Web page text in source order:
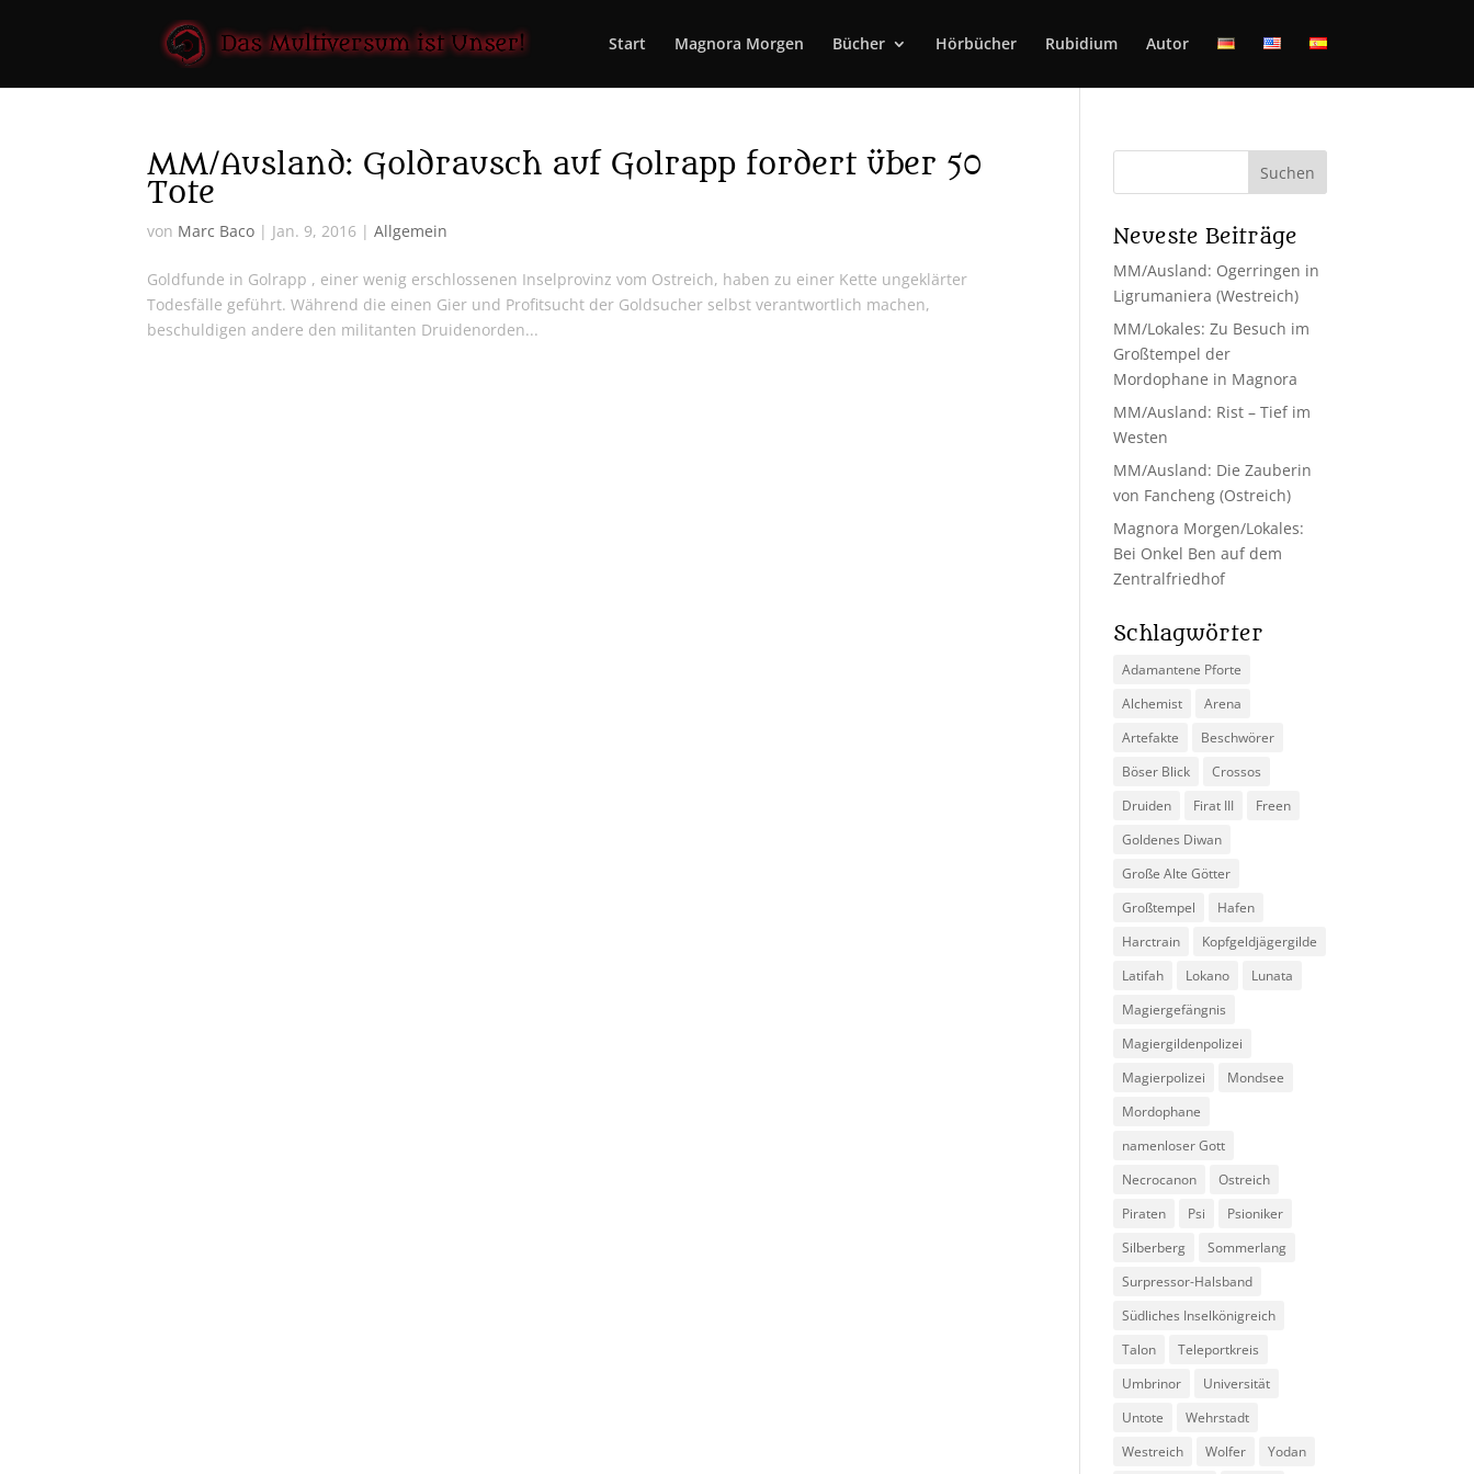
Start Magnora Morgen Bücher Hörbücher Rubidium Autor
MM/Ausland: Goldrausch auf Golrapp fordert über 50
Tote
von Marc Baco | Jan. 9, 2016 |Allgemein
Goldfunde in Golrapp , einer wenig erschlossenen Inselprovinz vom Ostreich, haben zu einer Kette ungeklärter
Todesfälle geführt. Während die einen Gier und Profitsucht der Goldsucher selbst verantwortlich machen,
beschuldigen andere den militanten Druidenorden...
Neueste Beiträge
MM/Ausland: Ogerringen in
Ligrumaniera (Westreich)
MM/Lokales: Zu Besuch im
Großtempel der
Mordophane in Magnora
MM/Ausland: Rist – Tief im
Westen
MM/Ausland: Die Zauberin
von Fancheng (Ostreich)
Magnora Morgen/Lokales:
Bei Onkel Ben auf dem
Zentralfriedhof
Schlagwörter
Adamantene Pforte
Alchemist
Arena
Artefakte
Beschwörer
Böser Blick
Crossos
Druiden
Firat III
Freen
Goldenes Diwan
Große Alte Götter
Großtempel
Hafen
Harctrain
Kopfgeldjägergilde
Latifah
Lokano
Lunata
Magiergefängnis
Magiergildenpolizei
Magierpolizei
Mondsee
Mordophane
namenloser Gott
Necrocanon
Ostreich
Piraten
Psi
Psioniker
Silberberg
Sommerlang
Surpressor-Halsband
Südliches Inselkönigreich
Talon
Teleportkreis
Umbrinor
Universität
Untote
Wehrstadt
Westreich
Wolfer Yodan